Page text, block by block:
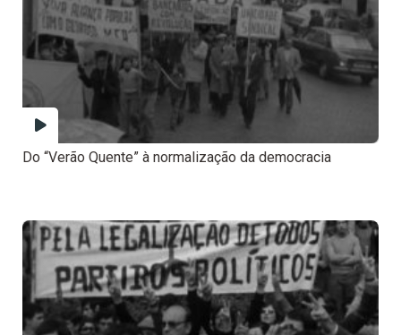
Do “Verão Quente” à normalização da democracia